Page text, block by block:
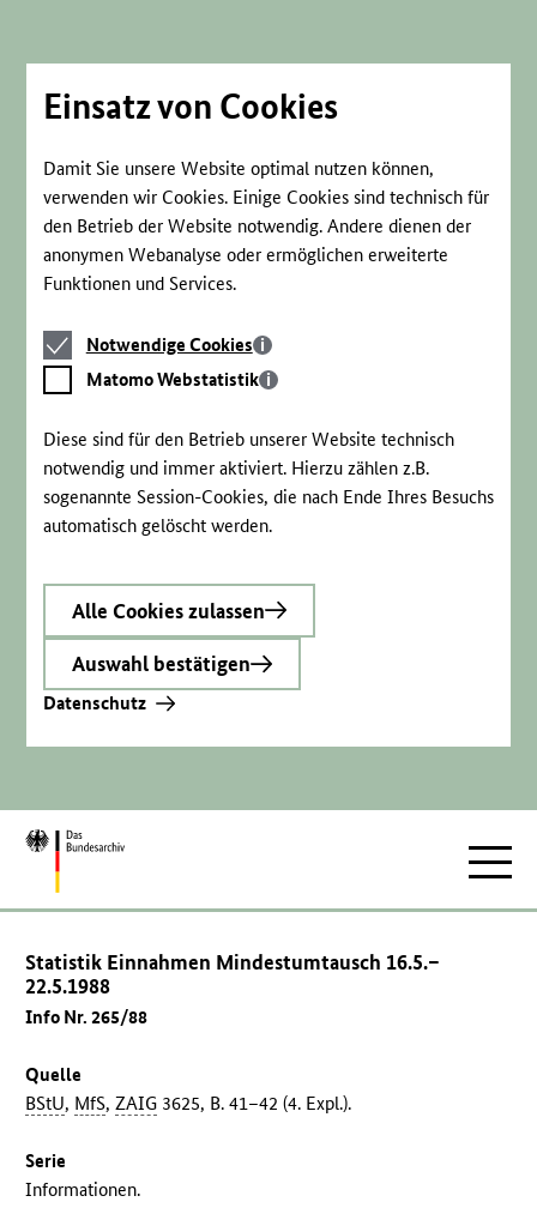
Einsatz von Cookies
Damit Sie unsere Website optimal nutzen können,
verwenden wir Cookies. Einige Cookies sind technisch für
den Betrieb der Website notwendig. Andere dienen der
anonymen Webanalyse oder ermöglichen erweiterte
Funktionen und Services.
Notwendige
Cookies
Notwendige Cookies
Matomo
Webstatistik
Matomo Webstatistik
Diese sind für den Betrieb unserer Website technisch
notwendig und immer aktiviert. Hierzu zählen z.B.
sogenannte Session-Cookies, die nach Ende Ihres Besuchs
automatisch gelöscht werden.
Alle Cookies zulassen
Auswahl bestätigen
Datenschutz
Zur
Statistik Einnahmen Mindestumtausch 16.5.–
22.5.1988
Info Nr. 265/88
Quelle
BStU, MfS,ZAIG 3625, B. 41–42 (4. Expl.).
Serie
Informationen.